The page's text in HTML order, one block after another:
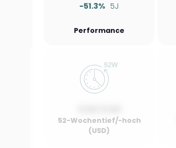
-51.3% 5J
Performance
52-Wochentief/-hoch
(USD)